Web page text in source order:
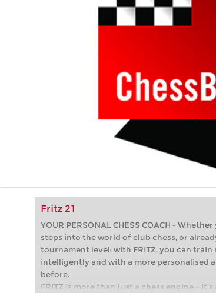
Fritz 21
YOUR PERSONAL CHESS COACH -
steps into the world of club chess, or
tournament level: with FRITZ, you can
intelligently and with a more personalised
before.
FRITZ is more than just a chess engine –